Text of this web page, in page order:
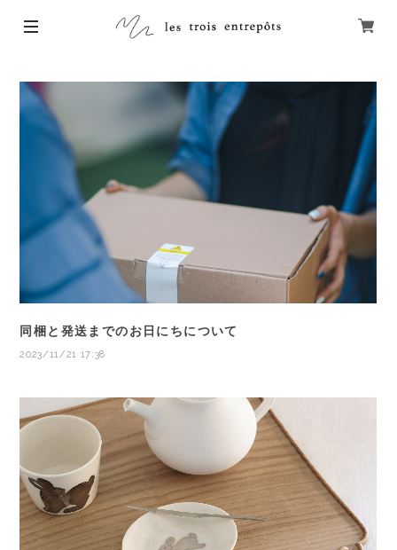
同梱と発送までのお日にちについて
2023/11/21 17:38